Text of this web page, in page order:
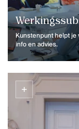
Inclusie, zorg en
Werken bij
Contacteer ons
VOLG KUNSTENPUNT
Nieuwsbrief
Instagram
Kunstenpunt helpt
info en advies.